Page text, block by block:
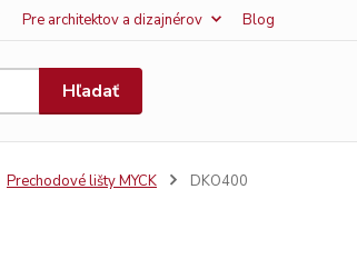
Pre architektov a dizajnérov Blog
Hľadať
Prechodové lišty MYCK DKO400